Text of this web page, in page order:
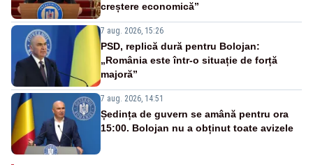
creștere economică”
7 aug. 2026, 15:26
PSD, replică dură pentru Bolojan:
„România este într-o situație de forță
majoră”
7 aug. 2026, 14:51
Ședința de guvern se amână pentru ora
15:00. Bolojan nu a obținut toate avizele